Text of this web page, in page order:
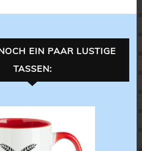
EIN PAAR LUSTIGE
TASSEN:
ALLES